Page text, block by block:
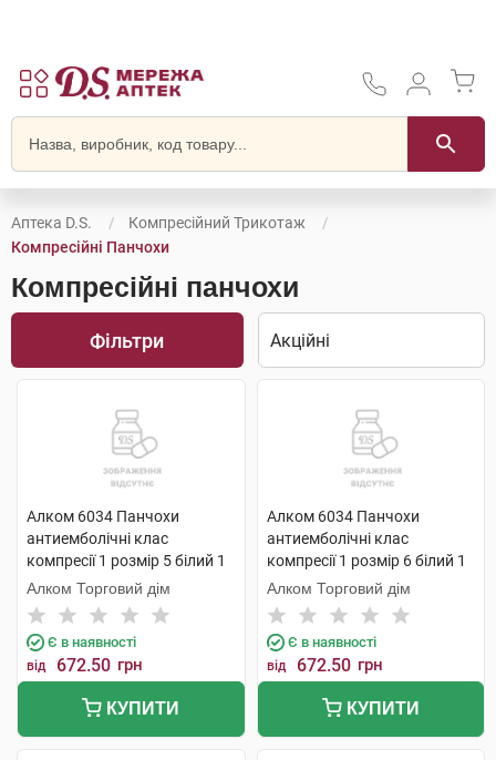
Аптека D.S.
Компресійний Трикотаж
Компресійні Панчохи
Компресійні панчохи
Фільтри
Алком 6034 Панчохи
антиемболічні клас
компресії 1 розмір 5 білий 1
пара
Алком Торговий дім
Є в наявності
від 672.50 грн
КУПИТИ
Алком 6034 Панчохи
антиемболічні клас
компресії 1 розмір 6 білий 1
пара
Алком Торговий дім
Є в наявності
від 672.50 грн
КУПИТИ